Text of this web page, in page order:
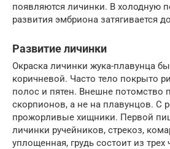
появляются личинки. В холодную
развития эмбриона затягивается
Развитие личинки
Окраска личинки жука-плавунца
коричневой. Часто тело покрыто
полос и пятен. Внешне потомство
скорпионов, а не на плавунцов. С
прожорливые хищники. Первой
личинки ручейников, стрекоз,
уплощенная, грудь состоит из